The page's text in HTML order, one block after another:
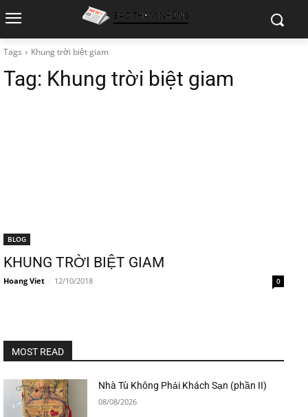
Tags Khung trời biệt giam
Tag: Khung trời biệt giam
BLOG
KHUNG TRỜI BIỆT GIAM
Hoang Viet - 12/10/2018 0
MOST READ
Nhà Tù Không Phải Khách Sạn (phần II)
08/08/2026